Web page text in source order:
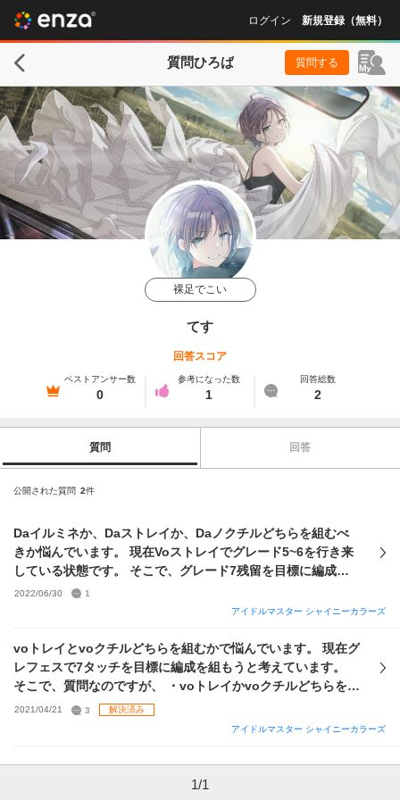
ログイン 新規登録（無料）
質問ひろば 質問する
裸足でこい
てす
回答スコア
ベストアンサー数
0
参考になった数
1
回答総数
2
質問 回答
公開された質問 2件
Daイルミネか、Daストレイか、Daノクチルどちらを組むべ
きか悩んでいます。 現在Voストレイでグレード5~6を行き来
している状態です。 そこで、グレード7残留を目標に編成を
一新しようと思い、相談しました。 自分の手持ちの状況は ・
オイサラバエルまでに実装された恒常はすべて所持 ・ハシル
クショの通り ・限定セレクションチケットはp、sともに未使
用 ・特訓はづきさんはpが23枚、sが24枚 以上の状況で組め
そうなのがDaイルミネ、Daストレイが候補にあがりました。
また、将来Da属性の限定小糸or雛菜が実装される可能性が高
いためDaノクチルも候補にあげました。 その上で、 ・どの
2022/06/30
1
アイドルマスター シャイニーカラーズ
voトレイとvoクチルどちらを組むかで悩んでいます。 現在グ
レフェスで7タッチを目標に編成を組もうと考えています。
そこで、質問なのですが、 ・voトレイかvoクチルどちらを組
むべきか ・限定sSSRセレチケ及び、限定pSSRセレチケはど
れと交換するべきか ・現在開催されている限定愛依sSSRは
ドは2凸で十分など) 以上の点を中心にお教えいただけると幸
2021/04/21 3
解決済み
アイドルマスター シャイニーカラーズ
1/1